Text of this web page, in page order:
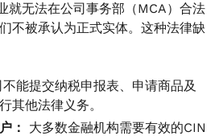
就无法在公司事务部（MCA）合法
不被承认为正式实体。这种法律缺
不能提交纳税申报表、申请商品及
其他法律义务。
：
大多数金融机构需要有效的CIN